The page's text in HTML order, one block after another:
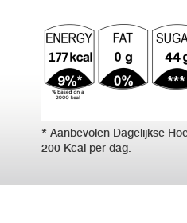
* Aanbevolen Dagelijkse
200 Kcal per dag.